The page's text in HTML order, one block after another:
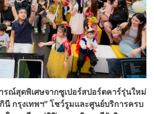
รณ์สุดพิเศษจากซูเปอร์สปอร์ตคาร์รุ่นใหม่
นี กรุงเทพฯ” โชว์รูมและศูนย์บริการครบ